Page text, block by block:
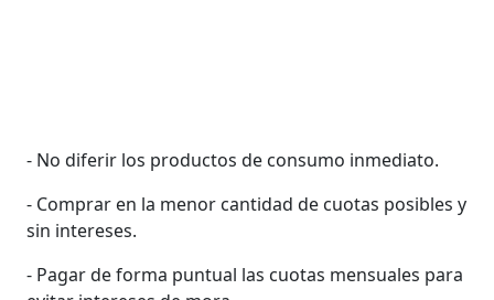
- No diferir los productos de consumo inmediato.
- Comprar en la menor cantidad de cuotas posibles y
sin intereses.
- Pagar de forma puntual las cuotas mensuales para